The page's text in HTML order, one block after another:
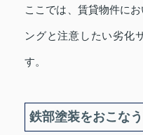
ここでは、賃貸物件に
ングと注意したい劣化
す。
鉄部塗装をおこな